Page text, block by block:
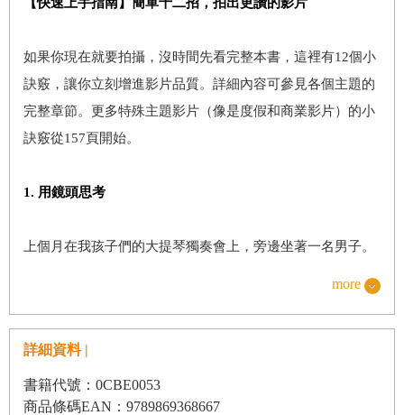
如果你現在就要拍攝，沒時間先看完整本書，這裡有12個小
訣竅，讓你立刻增進影片品質。詳細內容可參見各個主題的
完整章節。更多特殊主題影片（像是度假和商業影片）的小
訣竅從157頁開始。
1. 用鏡頭思考
上個月在我孩子們的大提琴獨奏會上，旁邊坐著一名男子。
拍過去又拍過來。在獨奏跟合奏、換位置和觀眾鼓掌時拍來
拍去。這種拍攝方法有很多問題，特別是會害觀賞者產生動
暈症。
more
詳細資料 |
書籍代號：0CBE0053
商品條碼EAN：9789869368667